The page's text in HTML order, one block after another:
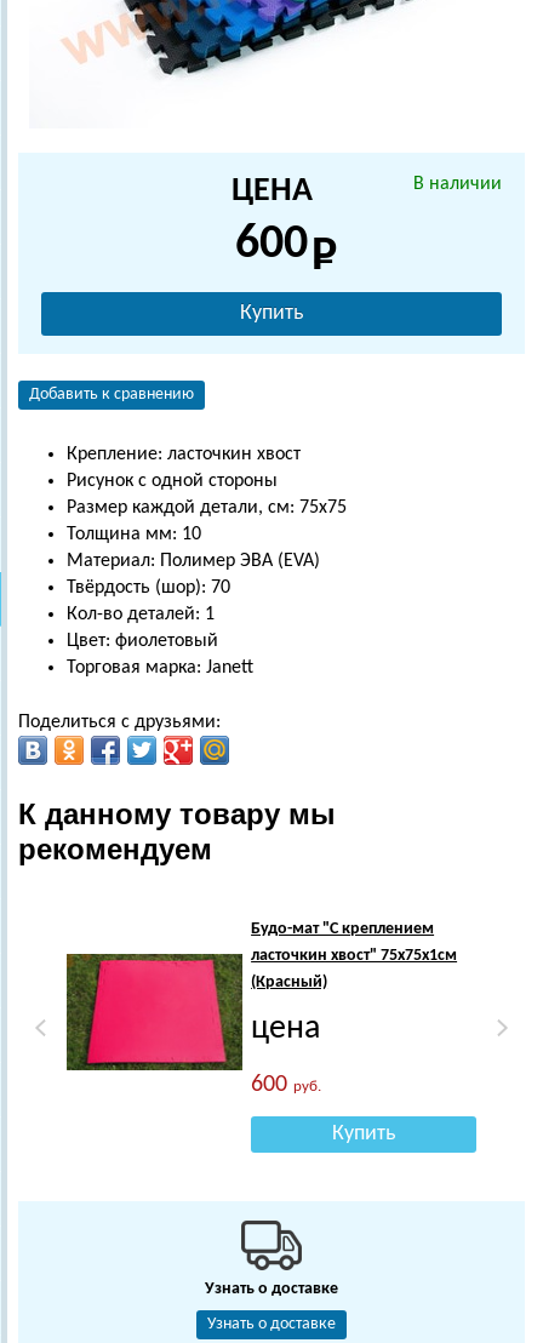
В наличии
ЦЕНА
600
Купить
Добавить к сравнению
Крепление: ласточкин хвост
Рисунок с одной стороны
Размер каждой детали, см: 75х75
Толщина мм: 10
Материал: Полимер ЭВА (EVA)
Твёрдость (шор): 70
Кол-во деталей: 1
Цвет: фиолетовый
Торговая марка: Janett
Поделиться с друзьями:
К данному товару мы
рекомендуем
Будо-мат "С креплением
ласточкин хвост" 75х75х1см
(Красный)
цена
600руб.
Купить
Узнать о доставке
Узнать о доставке